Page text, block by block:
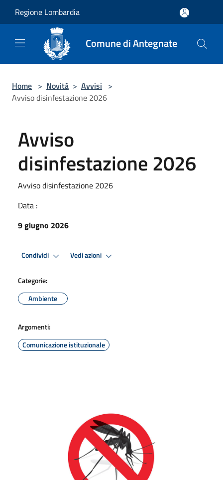
Regione Lombardia
Comune di Antegnate
Home > Novità > Avvisi >
Avviso disinfestazione 2026
Avviso
disinfestazione 2026
Avviso disinfestazione 2026
Data :
9 giugno 2026
Condividi Vedi azioni
Categorie:
Ambiente
Argomenti:
Comunicazione istituzionale